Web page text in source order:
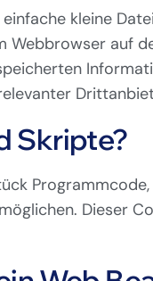
kleine
Webbrowser auf
Skripte?
Dieser